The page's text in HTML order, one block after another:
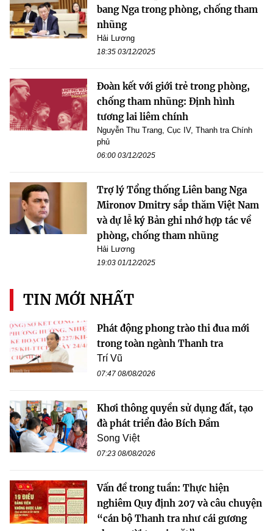
bang Nga trong phòng, chống tham
nhũng
Hải Lương
18:35 03/12/2025
Đoàn kết với giới trẻ trong phòng,
chống tham nhũng: Định hình
tương lai liêm chính
Nguyễn Thu Trang, Cục IV, Thanh tra Chính
phủ
06:00 03/12/2025
Trợ lý Tổng thống Liên bang Nga
Mironov Dmitry sắp thăm Việt Nam
và dự lễ ký Bản ghi nhớ hợp tác về
phòng, chống tham nhũng
Hải Lương
19:03 01/12/2025
TIN MỚI NHẤT
Phát động phong trào thi đua mới
trong toàn ngành Thanh tra
Trí Vũ
07:47 08/08/2026
Khơi thông quyền sử dụng đất, tạo
đà phát triển đảo Bích Đầm
Song Việt
07:23 08/08/2026
Vấn đề trong tuần: Thực hiện
nghiêm Quy định 207 và câu chuyện
“cán bộ Thanh tra như cái gương